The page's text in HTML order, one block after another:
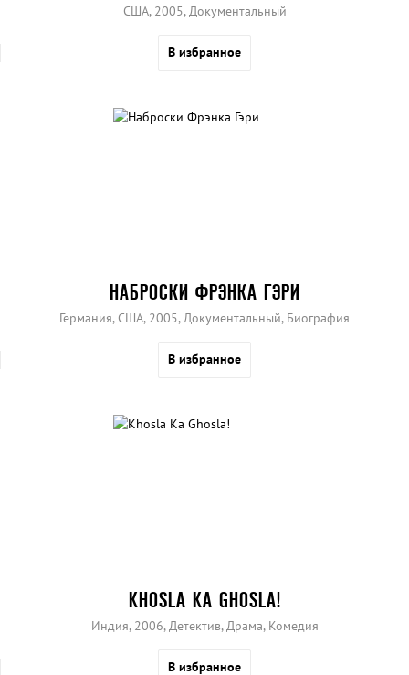
США, 2005, Документальный
В избранное
НАБРОСКИ ФРЭНКА ГЭРИ
Германия, США, 2005, Документальный, Биография
В избранное
KHOSLA KA GHOSLA!
Индия, 2006, Детектив, Драма, Комедия
В избранное